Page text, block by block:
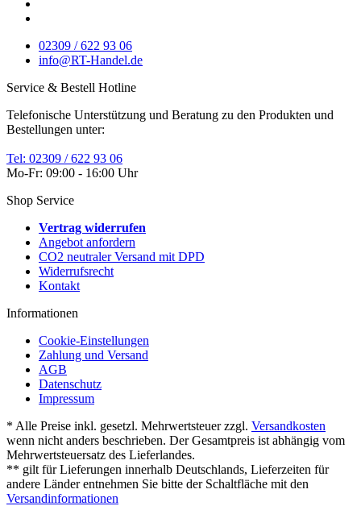
02309 / 622 93 06
info@RT-Handel.de
Service & Bestell Hotline
Telefonische Unterstützung und Beratung zu den Produkten und
Bestellungen unter:
Tel: 02309 / 622 93 06
Mo-Fr: 09:00 - 16:00 Uhr
Shop Service
Vertrag widerrufen
Angebot anfordern
CO2 neutraler Versand mit DPD
Widerrufsrecht
Kontakt
Informationen
Cookie-Einstellungen
Zahlung und Versand
AGB
Datenschutz
Impressum
* Alle Preise inkl. gesetzl. Mehrwertsteuer zzgl. Versandkosten
wenn nicht anders beschrieben. Der Gesamtpreis ist abhängig vom
Mehrwertsteuersatz des Lieferlandes.
** gilt für Lieferungen innerhalb Deutschlands, Lieferzeiten für
andere Länder entnehmen Sie bitte der Schaltfläche mit den
Versandinformationen